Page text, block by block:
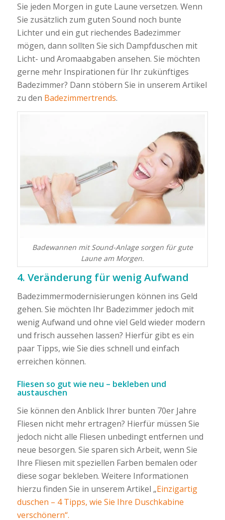
Sie jeden Morgen in gute Laune versetzen. Wenn
Sie zusätzlich zum guten Sound noch bunte
Lichter und ein gut riechendes Badezimmer
mögen, dann sollten Sie sich Dampfduschen mit
Licht- und Aromaabgaben ansehen. Sie möchten
gerne mehr Inspirationen für Ihr zukünftiges
Badezimmer? Dann stöbern Sie in unserem Artikel
zu den Badezimmertrends.
Badewannen mit Sound-Anlage sorgen für gute
Laune am Morgen.
4. Veränderung für wenig Aufwand
Badezimmermodernisierungen können ins Geld
gehen. Sie möchten Ihr Badezimmer jedoch mit
wenig Aufwand und ohne viel Geld wieder modern
und frisch aussehen lassen? Hierfür gibt es ein
paar Tipps, wie Sie dies schnell und einfach
erreichen können.
Fliesen so gut wie neu – bekleben und
austauschen
Sie können den Anblick Ihrer bunten 70er Jahre
Fliesen nicht mehr ertragen? Hierfür müssen Sie
jedoch nicht alle Fliesen unbedingt entfernen und
neue besorgen. Sie sparen sich Arbeit, wenn Sie
Ihre Fliesen mit speziellen Farben bemalen oder
diese sogar bekleben. Weitere Informationen
hierzu finden Sie in unserem Artikel „Einzigartig
duschen – 4 Tipps, wie Sie Ihre Duschkabine
verschönern“.